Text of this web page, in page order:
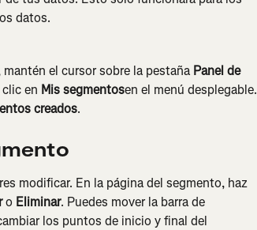
datos.
el cursor sobre la pestaña Panel de
en Mis segmentosen el menú desplegable.
creados.
modificar. En la página del segmento, haz
o Eliminar. Puedes mover la barra de
los puntos de inicio y final del